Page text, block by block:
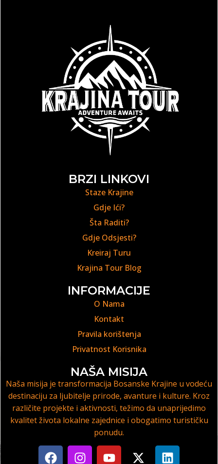
BRZI LINKOVI
Staze Krajine
Gdje Ići?
Šta Raditi?
Gdje Odsjesti?
Kreiraj Turu
Krajina Tour Blog
INFORMACIJE
O Nama
Kontakt
Pravila korištenja
Privatnost Korisnika
NAŠA MISIJA
Naša misija je transformacija Bosanske Krajine u vodeću
destinaciju za ljubitelje prirode, avanture i kulture. Kroz
različite projekte i aktivnosti, težimo da unaprijedimo
kvalitet života lokalne zajednice i obogatimo turističku
ponudu.